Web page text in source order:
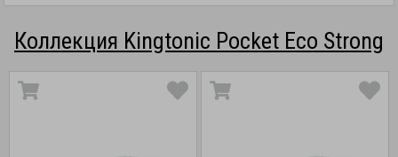
Коллекция Kingtonic Pocket Eco Strong